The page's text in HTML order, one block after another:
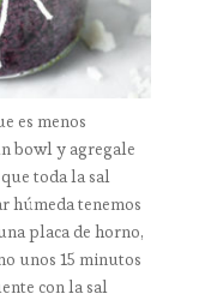
es menos
bowl y agregale
toda la sal
húmeda tenemos
placa de horno,
unos 15 minutos
con la sal